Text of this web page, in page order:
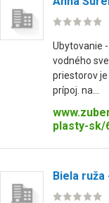
Ubytovanie
vodného
priestorov je
prípoj. na...
plasty-sk/
Biela ruža